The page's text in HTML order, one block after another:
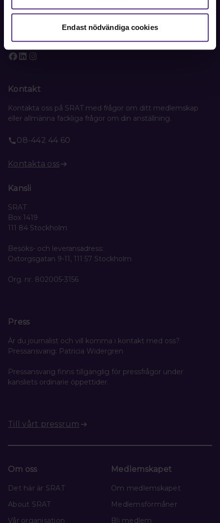
Endast nödvändiga cookies
Fackförbundet för akademiker i samhällsbärande
Bli medlem
Kontakt
Kontakta oss på SRAT med frågor om ditt medlemskap
eller allmänna fackliga frågor om din anställning.
08-442 44 60
Kontakta oss
Kansli
SRAT
Box 1419
111 84 Stockholm
Besöks- och leveransadress:
Oxtorgsgatan 9-11, 111 57 Stockholm
Org. nr. 802005-3156
Press
Är du journalist och vill komma i kontakt med oss?
Pressansvarig: Patricia Widergren
Pressansvarig finns tillgänglig för pressfrågor under
kansliets ordinarie öppettider.
Till vårt pressrum
Om oss
Det här är SRAT
About SRAT
Vår organisation
Medlemskapet
Om medlemskapet
Medlemsförmåner
Bli medlem